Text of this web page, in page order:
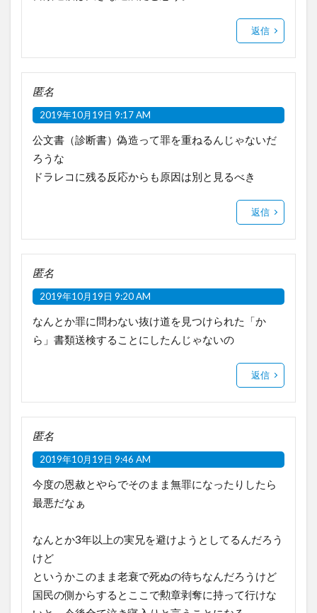
返信
匿名
2019年10月19日 9:17 AM
公文書（診断書）偽造って罪を重ねるんじゃないだ
ろうな
ドラレコに残る反応からも原因は別と見るべき
返信
匿名
2019年10月19日 9:20 AM
なんとか罪に問わない抜け道を見つけられた「か
ら」書類送検することにしたんじゃないの
返信
匿名
2019年10月19日 9:46 AM
今度の恩赦とやらでそのまま無罪になったりしたら
最悪だなぁ
なんとか3年以上の実兄を避けようとしてるんだろう
けど
というかこのまま老衰で死ぬの待ちなんだろうけど
国民の側からするとここで勲章剥奪に持って行けな